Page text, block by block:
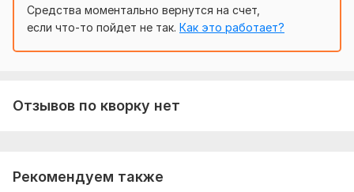
Качественные фотографии и видео продукта
Фриланс услуга включает:
3 дня
Средства моментально вернутся на счет,
если что-то пойдет не так. Как это работает?
Отзывов по кворку нет
Рекомендуем также